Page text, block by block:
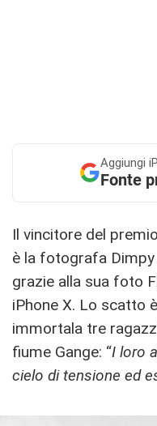
Aggiungi
Fonte
Il vincitore del premio
è la fotografa Dimpy
grazie alla sua foto
iPhone X. Lo scatto
immortala tre
fiume Gange: “I loro
cielo di tensione ed